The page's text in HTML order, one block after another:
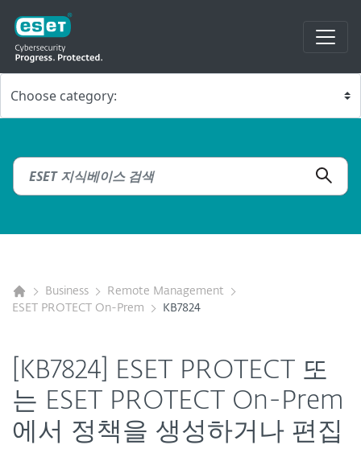
Business
Remote Management
ESET PROTECT On-Prem
KB7824
[KB7824] ESET PROTECT 또
는 ESET PROTECT On-Prem
에서 정책을 생성하거나 편집